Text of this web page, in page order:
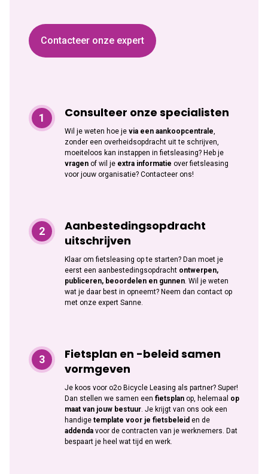
Contacteer onze expert
Consulteer onze specialisten
Wil je weten hoe je via een aankoopcentrale
zonder een overheidsopdracht uit te schrijven,
moeiteloos kan instappen in fietsleasing? Heb je
vragen of wil je extra informatie over fietsleasing
voor jouw organisatie? Contacteer ons!
Aanbestedingsopdracht
uitschrijven
Klaar om fietsleasing op te starten? Dan moet je
eerst een aanbestedingsopdracht ontwerpen,
publiceren, beoordelen en gunnen . Wil je weten
wat je daar best in opneemt? Neem dan contact op
met onze expert Sanne.
Fietsplan en -beleid samen
vormgeven
Je koos voor o2o Bicycle Leasing als partner? Super!
Dan stellen we samen een fietsplan op, helemaal op
maat van jouw bestuur . Je krijgt van ons ook een
handige template voor je fietsbeleid en de
addenda voor de contracten van je werknemers. Dat
bespaart je heel wat tijd en werk.